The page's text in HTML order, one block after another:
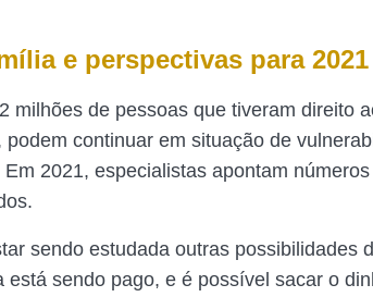
e perspectivas para 2021
milhões de pessoas que tiveram direito
podem continuar em situação de
2021, especialistas apontam
sendo estudada outras possibilidades
está sendo pago, e é possível sacar o